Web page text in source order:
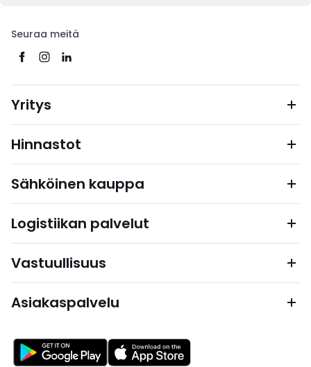
Seuraa meitä
Yritys
Hinnastot
Sähköinen kauppa
Logistiikan palvelut
Vastuullisuus
Asiakaspalvelu